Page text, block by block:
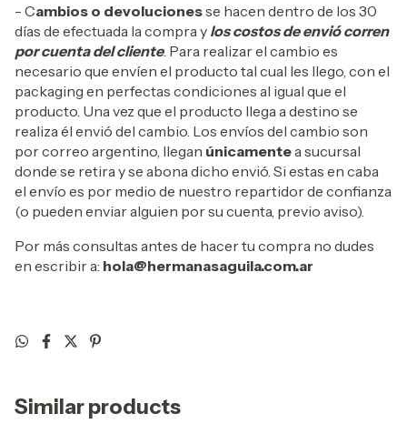
- Cambios o devolucionesse hacen dentro de los 30
días de efectuada la compra y los costos de envió corren
por cuenta del cliente. Para realizar el cambio es
necesario que envíen el producto tal cual les llego, con el
packaging en perfectas condiciones al igual que el
producto. Una vez que el producto llega a destino se
realiza él envió del cambio. Los envíos del cambio son
por correo argentino, llegan únicamentea sucursal
donde se retira y se abona dicho envió. Si estas en caba
el envío es por medio de nuestro repartidor de confianza
(o pueden enviar alguien por su cuenta, previo aviso).
Por más consultas antes de hacer tu compra no dudes
en escribir a: hola@hermanasaguila.com.ar
Similar products